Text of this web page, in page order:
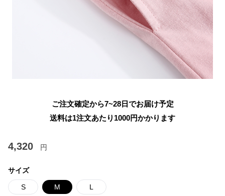
ご注文確定から7~28日でお届け予定
送料は1注文あたり 1000円かかります
4,320 円
サイズ
S M L